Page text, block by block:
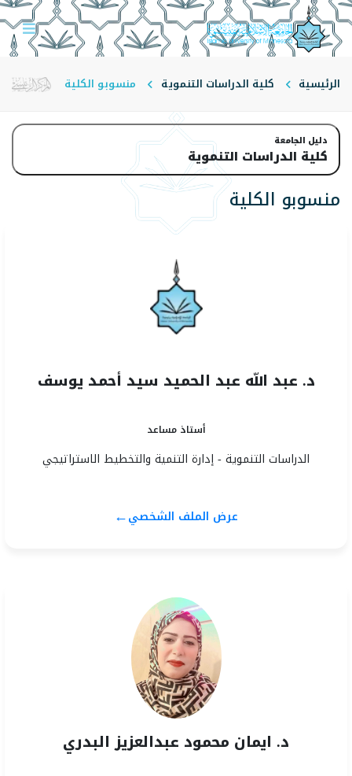
الرئيسية كلية الدراسات التنموية منسوبو الكلية
دليل الجامعة
كلية الدراسات التنموية
منسوبو الكلية
د. عبد الله عبد الحميد سيد أحمد يوسف
أستاذ مساعد
الدراسات التنموية - إدارة التنمية والتخطيط الاستراتيجي
عرض الملف الشخصي←
د. ايمان محمود عبدالعزيز البدري